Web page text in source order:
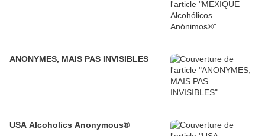
ANONYMES, MAIS PAS INVISIBLES
USA Alcoholics Anonymous®